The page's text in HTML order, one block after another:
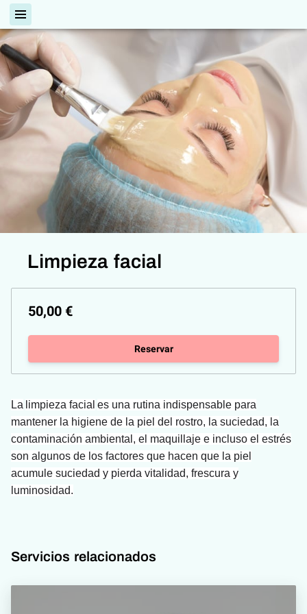
Limpieza facial
50,00 €
Reservar
La limpieza facial es una rutina indispensable para
mantener la higiene de la piel del rostro, la suciedad, la
contaminación ambiental, el maquillaje e incluso el estrés
son algunos de los factores que hacen que la piel
acumule suciedad y pierda vitalidad, frescura y
luminosidad.
Servicios relacionados